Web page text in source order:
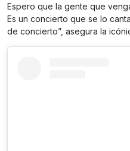
Espero que la gente que
Es un concierto que se lo
de concierto”, asegura la